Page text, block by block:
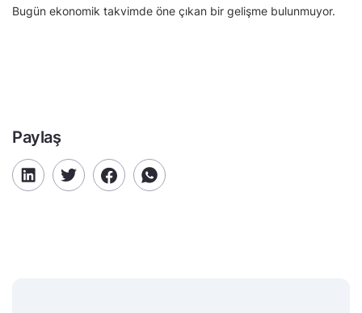
Bugün ekonomik takvimde öne çıkan bir gelişme bulunmuyor.
Paylaş